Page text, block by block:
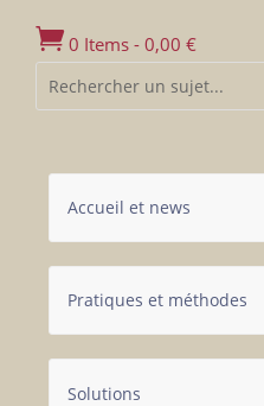
 0 Items - 0,00 €
Accueil et news
Pratiques et méthodes
Solutions